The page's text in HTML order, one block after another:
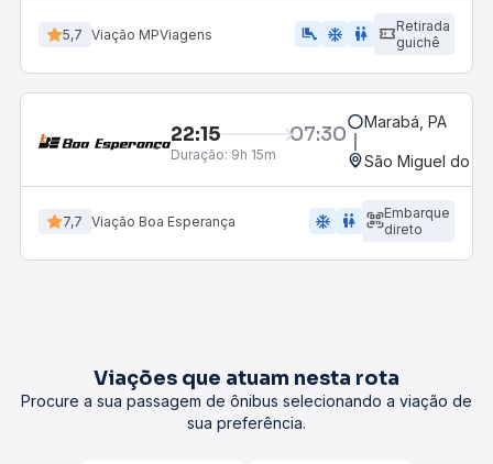
5,7 Viação MPViagens airline_seat_legroom_extra ac_unit wc
Retirada
guichê
22:15 07:30
Duração: 9h 15m
Marabá, PA
São Miguel do
7,7 Viação Boa Esperança ac_unit wc
Embarque
direto
Viações que atuam nesta rota
Procure a sua passagem de ônibus selecionando a viação de
sua preferência.